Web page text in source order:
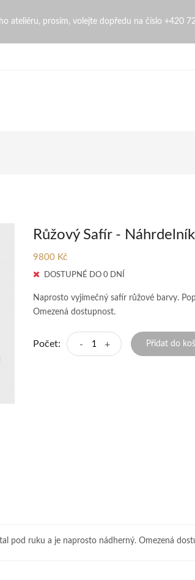
ateliéru, prosím, volejte dopředu na číslo +420
Růžový Safír - Náhrdelník
9800 Kč
DOSTUPNÉ DO 0 DNÍ
Naprosto vyjímečný safír růžové barvy.
Omezená dostupnost.
Počet: - + Přidat do
pod ruku a je naprosto nádherný. Omezená